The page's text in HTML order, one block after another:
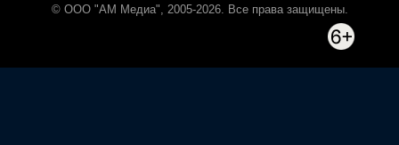
© ООО "АМ Медиа", 2005-2026. Все права защищены.